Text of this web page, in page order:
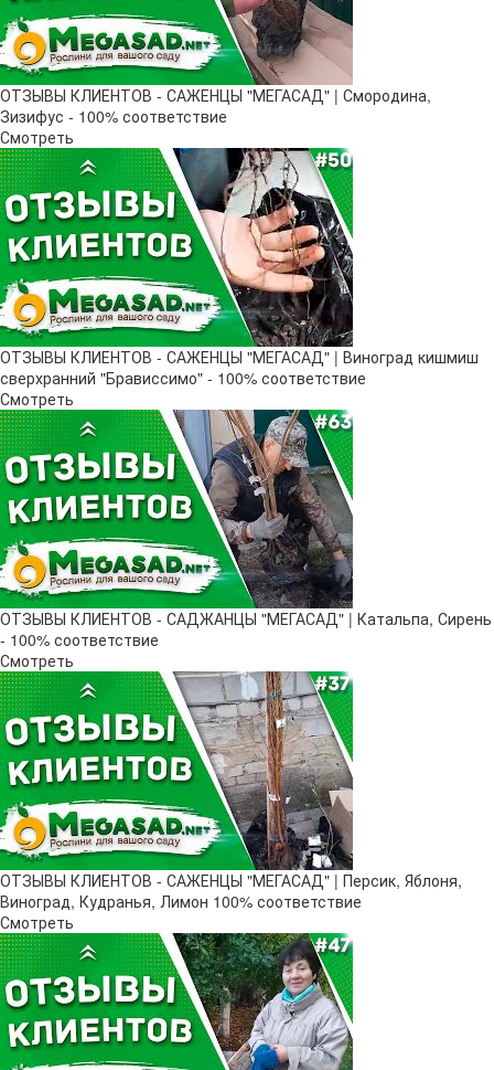
ОТЗЫВЫ КЛИЕНТОВ - САЖЕНЦЫ "МЕГАСАД" | Смородина,
Зизифус - 100% соответствие
Смотреть
ОТЗЫВЫ КЛИЕНТОВ - САЖЕНЦЫ "МЕГАСАД" | Виноград кишмиш
сверхранний "Брависсимо" - 100% соответствие
Смотреть
ОТЗЫВЫ КЛИЕНТОВ - САДЖАНЦЫ "МЕГАСАД" | Катальпа, Сирень
- 100% соответствие
Смотреть
ОТЗЫВЫ КЛИЕНТОВ - САЖЕНЦЫ "МЕГАСАД" | Персик, Яблоня,
Виноград, Кудранья, Лимон 100% соответствие
Смотреть